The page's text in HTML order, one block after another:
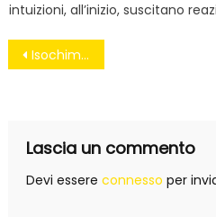
intuizioni, all’inizio, suscitano
Navigazione
Isochimica, Sibilia (M5S) interroga il Governo e attacca Giordano
Lascia un commento
Devi essere connesso per